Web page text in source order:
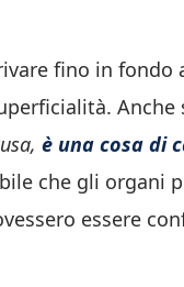
fino in fondo
Anche
è una cosa di
che gli organi
essere